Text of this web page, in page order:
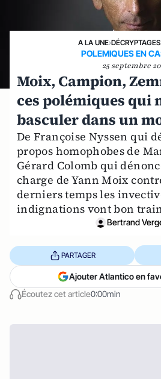
A LA UNE›DÉCRYPTAGES
POLEMIQUES EN
25 septembre
Moix, Campion,
ces polémiques qui
basculer dans un
De Françoise Nyssen qui
propos homophobes de
Gérard Colomb qui
charge de Yann Moix
derniers temps les
indignations vont bon
Bertrand
Écoutez cet article0:00min
PARTAGER
Ajouter Atlantico en